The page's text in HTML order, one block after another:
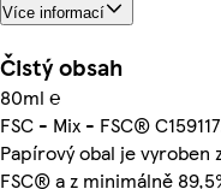
Více informací
Čistý obsah
80ml ℮
FSC - Mix - FSC®
Papírový obal je
FSC® a z minimálně